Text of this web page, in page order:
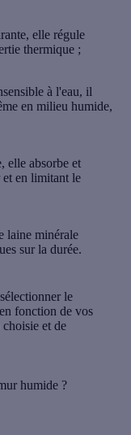
elle régule
thermique ;
à l'eau, il
en milieu humide,
elle absorbe et
et en limitant le
laine minérale
sur la durée.
le
fonction de vos
et de
humide ?